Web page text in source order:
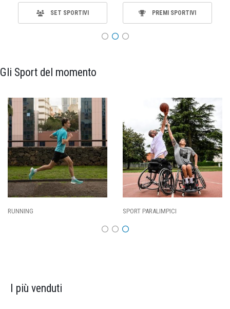
SET SPORTIVI PREMI SPORTIVI
Gli Sport del momento
RUNNING SPORT PARALIMPICI
I più venduti